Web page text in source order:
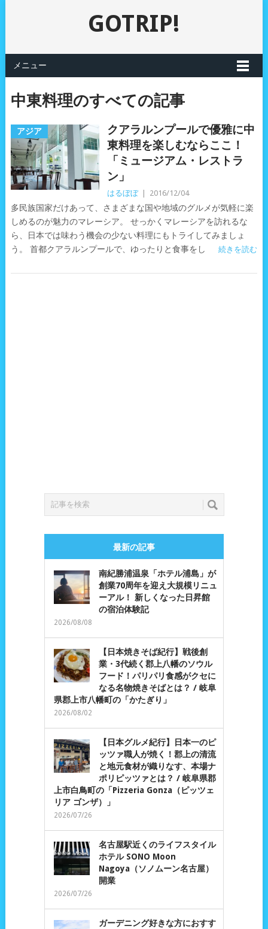
GOTRIP!
メニュー
中東料理のすべての記事
アジア
クアラルンプールで優雅に中
東料理を楽しむならここ！
「ミュージアム・レストラ
ン」
はるぼぼ 2016/12/04
多民族国家だけあって、さまざまな国や地域のグルメが気軽に楽
しめるのが魅力のマレーシア。 せっかくマレーシアを訪れるな
ら、日本では味わう機会の少ない料理にもトライしてみましょ
う。 首都クアラルンプールで、ゆったりと食事をし
続きを読む
最新の記事
南紀勝浦温泉「ホテル浦島」が
創業70周年を迎え大規模リニュ
ーアル！ 新しくなった日昇館
の宿泊体験記
2026/08/08
【日本焼きそば紀行】戦後創
業・3代続く郡上八幡のソウル
フード！パリパリ食感がクセに
なる名物焼きそばとは？ / 岐阜
県郡上市八幡町の「かたぎり」
2026/08/02
【日本グルメ紀行】日本一のピ
ッツァ職人が焼く！郡上の清流
と地元食材が織りなす、本場ナ
ポリピッツァとは？ / 岐阜県郡
上市白鳥町の「Pizzeria Gonza（ピッツェ
リア ゴンザ）」
2026/07/26
名古屋駅近くのライフスタイル
ホテル SONO Moon
Nagoya（ソノムーン名古屋）
開業
2026/07/26
ガーデニング好きな方におすす